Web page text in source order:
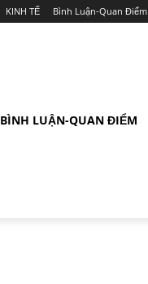
KINH TẾ Bình Luận-Quan Điểm
BÌNH LUẬN-QUAN ĐIỂM